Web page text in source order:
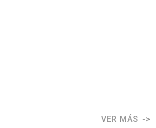
VER MÁS